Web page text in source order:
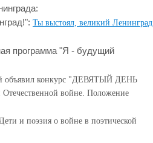
Ты выстоял, великий Ленинград
программа "Я - будущий
объявил конкурс "ДЕВЯТЫЙ ДЕНЬ
войне. Положение
и поэзия о войне в поэтической